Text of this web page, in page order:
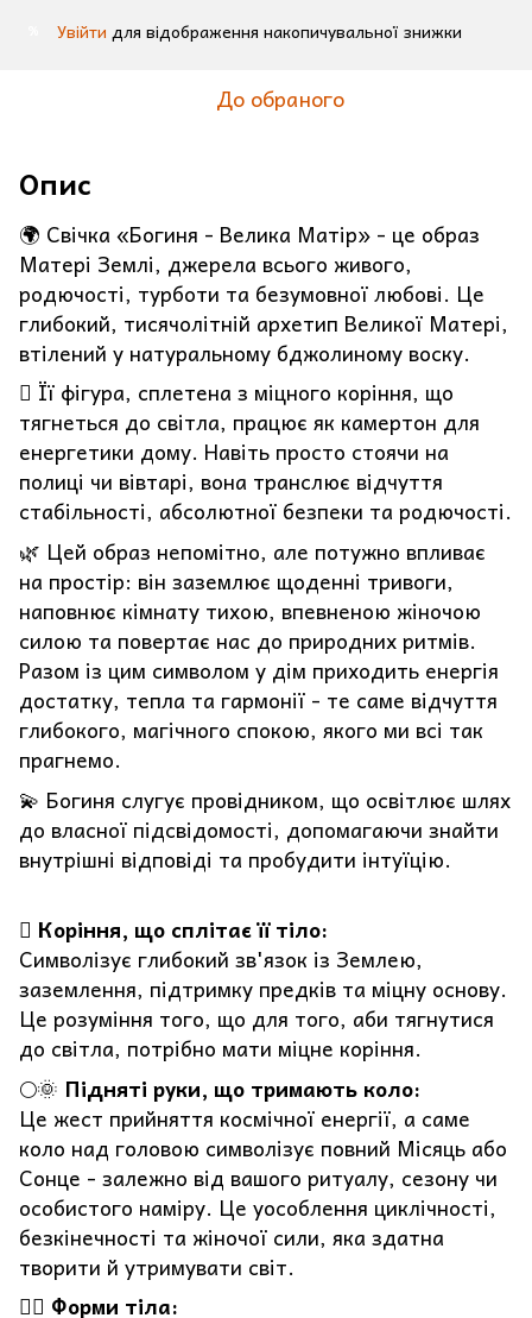
Увійти для відображення накопичувальної знижки
До обраного
Опис
🌍 Свічка «Богиня - Велика Матір» - це образ
Матері Землі, джерела всього живого,
родючості, турботи та безумовної любові. Це
глибокий, тисячолітній архетип Великої Матері,
втілений у натуральному бджолиному воску.
🪾 Її фігура, сплетена з міцного коріння, що
тягнеться до світла, працює як камертон для
енергетики дому. Навіть просто стоячи на
полиці чи вівтарі, вона транслює відчуття
стабільності, абсолютної безпеки та родючості.
🌿 Цей образ непомітно, але потужно впливає
на простір: він заземлює щоденні тривоги,
наповнює кімнату тихою, впевненою жіночою
силою та повертає нас до природних ритмів.
Разом із цим символом у дім приходить енергія
достатку, тепла та гармонії - те саме відчуття
глибокого, магічного спокою, якого ми всі так
прагнемо.
💫 Богиня слугує провідником, що освітлює шлях
до власної підсвідомості, допомагаючи знайти
внутрішні відповіді та пробудити інтуїцію.
🪾 Коріння, що сплітає її тіло:
Символізує глибокий зв'язок із Землею,
заземлення, підтримку предків та міцну основу.
Це розуміння того, що для того, аби тягнутися
до світла, потрібно мати міцне коріння.
🌕🌞 Підняті руки, що тримають коло:
Це жест прийняття космічної енергії, а саме
коло над головою символізує повний Місяць або
Сонце - залежно від вашого ритуалу, сезону чи
особистого наміру. Це уособлення циклічності,
безкінечності та жіночої сили, яка здатна
творити й утримувати світ.
🧘‍♀️ Форми тіла: